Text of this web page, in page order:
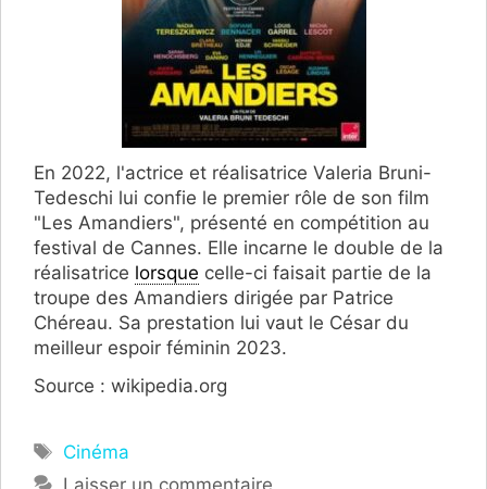
En 2022, l'actrice et réalisatrice Valeria Bruni-
Tedeschi lui confie le premier rôle de son film
"Les Amandiers", présenté en compétition au
festival de Cannes. Elle incarne le double de la
réalisatrice lorsque celle-ci faisait partie de la
troupe des Amandiers dirigée par Patrice
Chéreau. Sa prestation lui vaut le César du
meilleur espoir féminin 2023.
Source : wikipedia.org
Étiquettes
Cinéma
Laisser un commentaire